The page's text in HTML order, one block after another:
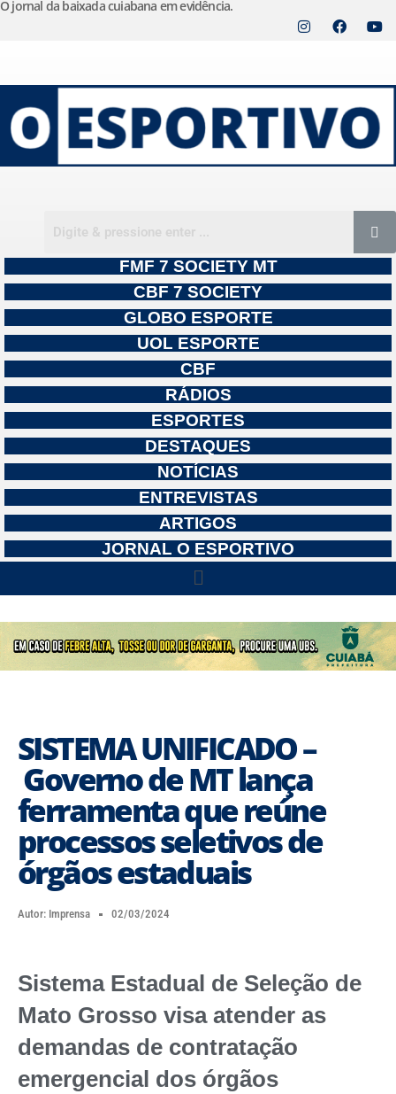
o
conteúdo
O jornal da baixada cuiabana em evidência.
FMF 7 SOCIETY MT
CBF 7 SOCIETY
GLOBO ESPORTE
UOL ESPORTE
CBF
RÁDIOS
ESPORTES
DESTAQUES
NOTÍCIAS
ENTREVISTAS
ARTIGOS
JORNAL O ESPORTIVO
SISTEMA UNIFICADO –
Governo de MT lança
ferramenta que reúne
processos seletivos de
órgãos estaduais
Autor: Imprensa 02/03/2024
Sistema Estadual de Seleção de
Mato Grosso visa atender as
demandas de contratação
emergencial dos órgãos